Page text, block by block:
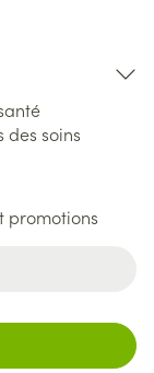
des soins
promotions